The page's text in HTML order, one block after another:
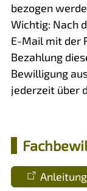
bezogen
Wichtig: Nach
E-Mail mit der
Bezahlung
Bewilligung
jederzeit über